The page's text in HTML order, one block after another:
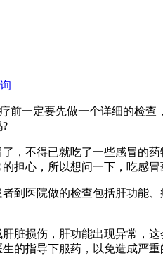
一定要先做一个详细的检查
不得已就吃了一些感冒的
担心，所以想问一下，吃感
医院做的检查包括肝功能
损伤，肝功能出现异常，
的指导下服药，以免造成严重